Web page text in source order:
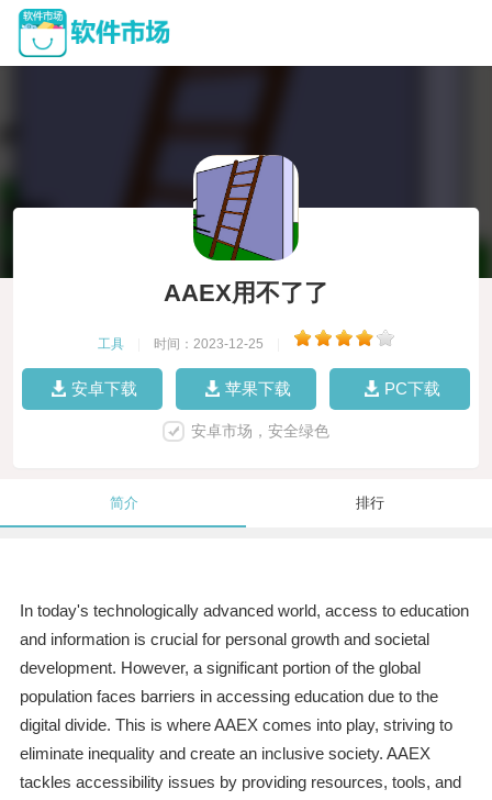
AAEX用不了了
工具 时间：2023-12-25
安卓下载 苹果下载 PC下载
安卓市场，安全绿色
简介 排行
In today's technologically advanced world, access to education
and information is crucial for personal growth and societal
development. However, a significant portion of the global
population faces barriers in accessing education due to the
digital divide. This is where AAEX comes into play, striving to
eliminate inequality and create an inclusive society. AAEX
tackles accessibility issues by providing resources, tools, and